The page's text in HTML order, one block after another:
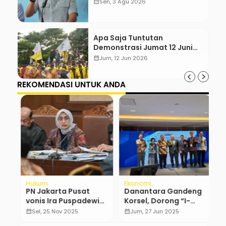
Apa Saja Tuntutan
Demonstrasi Jumat 12 Juni
2026?
calendar_monthJum, 12 Jun 2026
REKOMENDASI UNTUK ANDA
Hukum
PN Jakarta Pusat
vonis Ira Puspadewi
4,5 tahun
calendar_monthSel, 25 Nov 2025
Ekonomi
Danantara Gandeng
Korsel, Dorong “I-
Wave” Saingi Korean
calendar_monthJum, 27 Jun 2025